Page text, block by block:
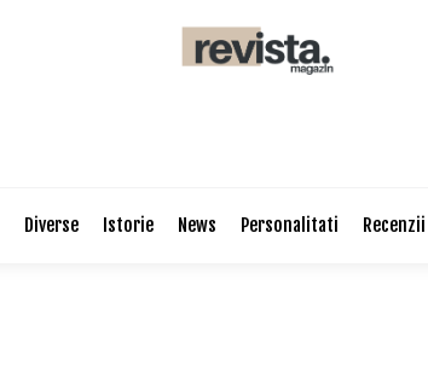
Diverse Istorie News Personalitati Recenzii